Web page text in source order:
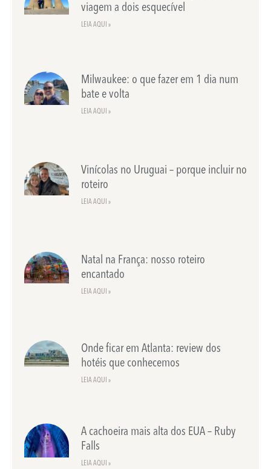
viagem a dois esquecível
LEIA AQUI »
Milwaukee: o que fazer em 1 dia num
bate e volta
LEIA AQUI »
Vinícolas no Uruguai – porque incluir no
roteiro
LEIA AQUI »
Natal na França: nosso roteiro
encantado
LEIA AQUI »
Onde ficar em Atlanta: review dos
hotéis que conhecemos
LEIA AQUI »
A cachoeira mais alta dos EUA – Ruby
Falls
LEIA AQUI »